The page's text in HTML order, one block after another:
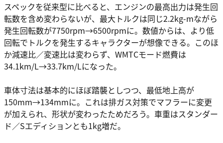
スペックを従来型に比べると、エンジンの最高出力は発生回
転数を含め変わらないが、最大トルクは同じ2.2kg-mながら
発生回転数が7750rpm→6500rpmに。数値からは、より低
回転でトルクを発生するキャラクターが想像できる。このほ
か減速比／変速比は変わらず、WMTCモード燃費は
34.1km/L→33.7km/Lになった。
車体寸法は基本的にほぼ踏襲としつつ、最低地上高が
150mm→134mmに。これは排ガス対策でマフラーに変更
が加えられ、形状が変わったためだろう。車重はスタンダー
ド／Sエディションとも1kg増だ。